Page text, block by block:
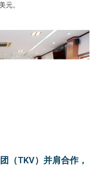
元。
（TKV）并肩合作，